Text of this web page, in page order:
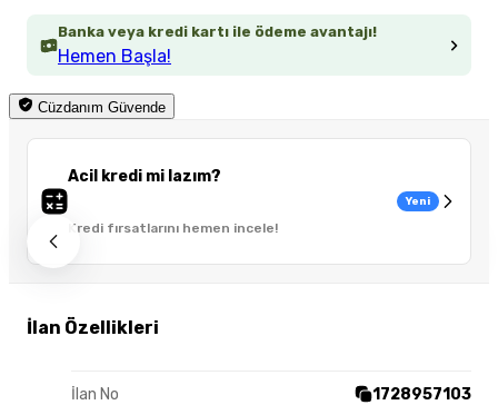
Banka veya kredi kartı ile ödeme avantajı!
Hemen Başla!
Cüzdanım Güvende
Acil kredi mi lazım?
Kredi fırsatlarını hemen incele!
Yeni
İlan Özellikleri
İlan No 1728957103